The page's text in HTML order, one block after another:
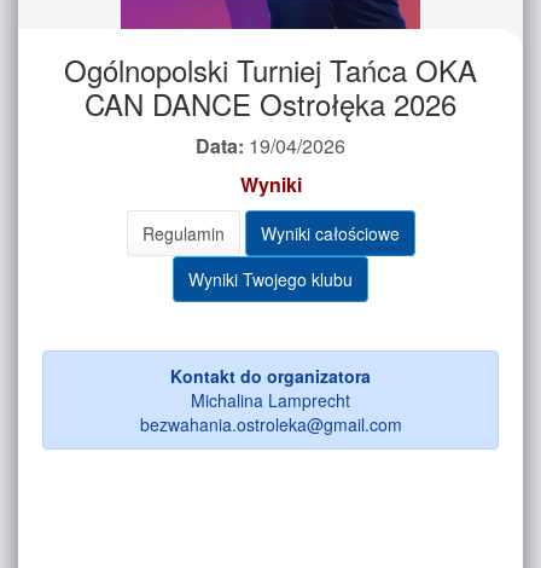
Ogólnopolski Turniej Tańca OKA
CAN DANCE Ostrołęka 2026
Data: 19/04/2026
Wyniki
Regulamin
Wyniki całościowe
Wyniki Twojego klubu
Kontakt do organizatora
Michalina Lamprecht
bezwahania.ostroleka@gmail.com